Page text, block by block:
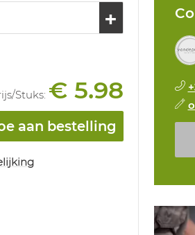
Stuks: € 5.98
aan bestelling